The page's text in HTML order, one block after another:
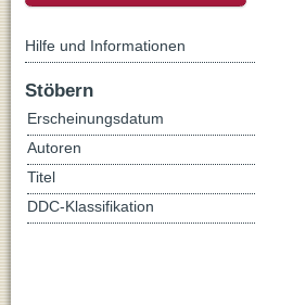
Hilfe und Informationen
Stöbern
Erscheinungsdatum
Autoren
Titel
DDC-Klassifikation